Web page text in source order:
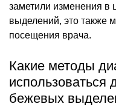
заметили изменения в
выделений, это также
посещения врача.
Какие методы
использоваться
бежевых